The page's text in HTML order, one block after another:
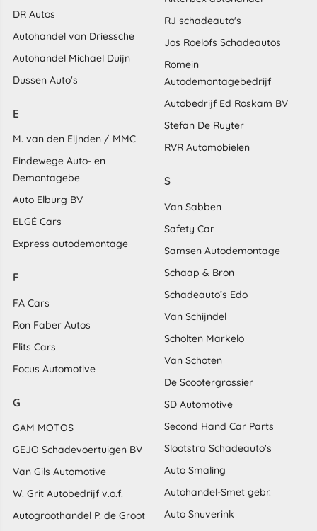
DR Autos
Autohandel van Driessche
Autohandel Michael Duijn
Dussen Auto's
E
M. van den Eijnden / MMC
Eindewege Auto- en
Demontagebe
Auto Elburg BV
ELGÉ Cars
Express autodemontage
F
FA Cars
Ron Faber Autos
Flits Cars
Focus Automotive
G
GAM MOTOS
GEJO Schadevoertuigen BV
Van Gils Automotive
W. Grit Autobedrijf v.o.f.
Autogroothandel P. de Groot
RJ schadeauto's
Jos Roelofs Schadeautos
Romein
Autodemontagebedrijf
Autobedrijf Ed Roskam BV
Stefan De Ruyter
RVR Automobielen
S
Van Sabben
Safety Car
Samsen Autodemontage
Schaap & Bron
Schadeauto’s Edo
Van Schijndel
Scholten Markelo
Van Schoten
De Scootergrossier
SD Automotive
Second Hand Car Parts
Slootstra Schadeauto's
Auto Smaling
Autohandel-Smet gebr.
Auto Snuverink